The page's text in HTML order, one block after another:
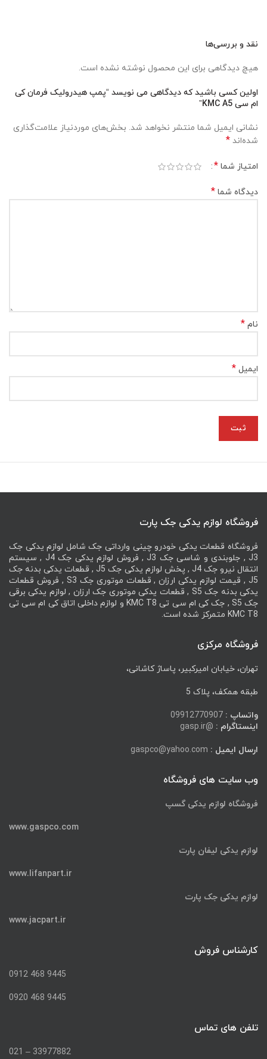
نقد و بررسی‌ها
هیچ دیدگاهی برای این محصول نوشته نشده است.
اولین کسی باشید که دیدگاهی می نویسد “پمپ هیدرولیک فرمان کی
ام سی KMC A5”
نشانی ایمیل شما منتشر نخواهد شد. بخش‌های موردنیاز علامت‌گذاری
شده‌اند *
امتیاز شما *
دیدگاه شما *
نام *
ایمیل *
فروشگاه لوازم یدکی جک پارت
فروشگاه قطعات یدکی خودرو چینی وارداتی جک شامل لوازم یدکی جک
J3 , جلوبندی و شاسی جک J3 , فروش لوازم یدکی جک J4 , سیستم
انتقال نیرو جک J4 , پخش لوازم یدکی جک J5 , قطعات یدکی بدنه جک
J5 , قیمت لوازم یدکی ارزان , قطعات موتوری جک S3 , فروش قطعات
یدکی بدنه جک S5 , قطعات یدکی موتوری جک ارزان , لوازم یدکی برقی
جک S5 , جک کی ام سی تی KMC T8 و لوازم داخلی اتاق کی ام سی تی
KMC T8 متمرکز شده است.
فروشگاه مرکزی
تهران، خیابان امیرکبیر، پاساژ کاشانی،
طبقه همکف، پلاک 5
واتساپ : 09912770907
اینستاگرام : @gasp.ir
ارسال ایمیل : gaspco@yahoo.com
وب سایت های فروشگاه
فروشگاه لوازم یدکی گسپ
www.gaspco.com
لوازم یدکی لیفان پارت
www.lifanpart.ir
لوازم یدکی جک پارت
www.jacpart.ir
کارشناس فروش
9445 468 0912
9445 468 0920
تلفن های تماس
33977882 – 021